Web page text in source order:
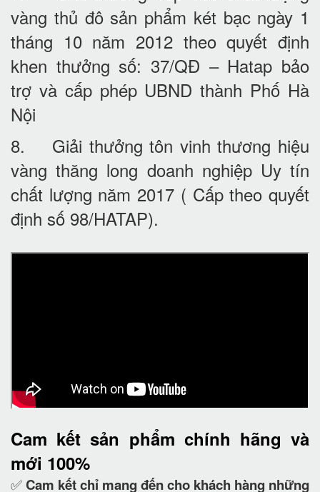
vàng thủ đô sản phẩm két bạc ngày 1
tháng 10 năm 2012 theo quyết định
khen thưởng số: 37/QĐ – Hatap bảo
trợ và cấp phép UBND thành Phố Hà
Nội
8. Giải thưởng tôn vinh thương hiệu
vàng thăng long doanh nghiệp Uy tín
chất lượng năm 2017 ( Cấp theo quyết
định số 98/HATAP).
Cam kết sản phẩm chính hãng và
mới 100%
✅ Cam kếtchỉ mang đến cho khách hàng những